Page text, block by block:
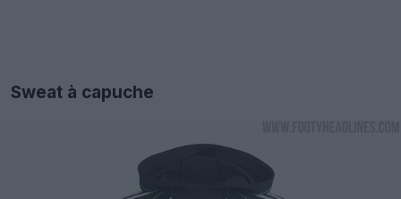
Sweat à capuche